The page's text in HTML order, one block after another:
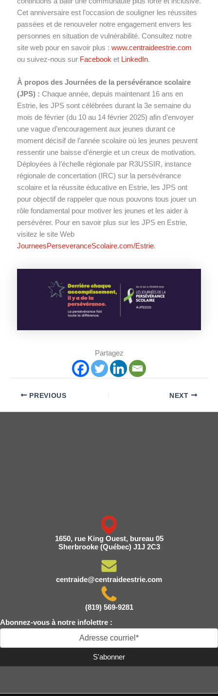
Cet anniversaire est l’occasion de souligner les réussites
passées et de renouveler notre engagement envers les
personnes en situation de vulnérabilité. Consultez notre
site web pour en savoir plus : www.centraideestrie.com
ou suivez-nous sur Facebook et LinkedIn.
À propos des Journées de la persévérance scolaire
(JPS) : Chaque année, depuis maintenant 16 ans en
Estrie, les JPS sont célébrées durant la 3e semaine du
mois de février (du 10 au 14 février 2025) afin d’envoyer
une vague d’encouragement aux jeunes durant ce
moment décisif de l’année scolaire où les jeunes peuvent
ressentir une baisse d’énergie et un creux de motivation.
Déployées à l’échelle régionale par R3USSIR, instance
régionale de concertation (IRC) sur la persévérance
scolaire et la réussite éducative en Estrie, les JPS ont
pour objectif de rappeler que nous pouvons tous jouer un
rôle fondamental pour motiver les jeunes et les aider à
persévérer. Pour en savoir plus sur les JPS en Estrie,
visitez le site Web
JourneesPerseveranceScolaire.com/Estrie.
Partagez
PREVIOUS NEXT
1650, rue King Ouest, bureau 05
Sherbrooke (Québec) J1J 2C3
centraide@centraideestrie.com
(819) 569-9281
Abonnez-vous à notre infolettre :